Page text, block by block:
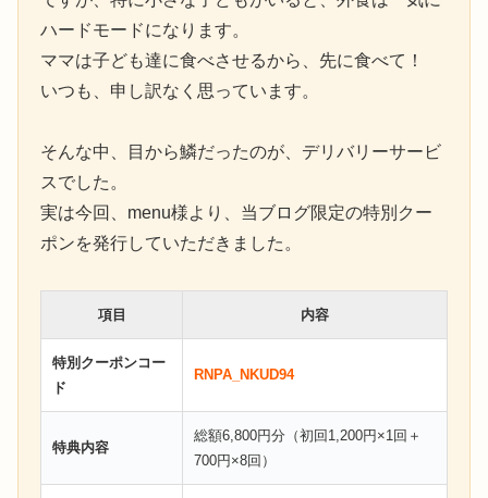
ハードモードになります。
ママは子ども達に食べさせるから、先に食べて！
いつも、申し訳なく思っています。
そんな中、目から鱗だったのが、デリバリーサービ
スでした。
実は今回、menu様より、当ブログ限定の特別クー
ポンを発行していただきました。
項目 内容
特別クーポンコー
ド
RNPA_NKUD94
特典内容
総額6,800円分（初回1,200円×1回＋
700円×8回）